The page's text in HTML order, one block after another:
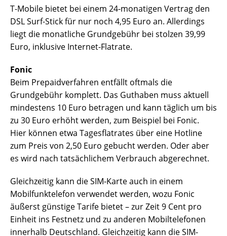
T-Mobile bietet bei einem 24-monatigen Vertrag den
DSL Surf-Stick für nur noch 4,95 Euro an. Allerdings
liegt die monatliche Grundgebühr bei stolzen 39,99
Euro, inklusive Internet-Flatrate.
Fonic
Beim Prepaidverfahren entfällt oftmals die
Grundgebühr komplett. Das Guthaben muss aktuell
mindestens 10 Euro betragen und kann täglich um bis
zu 30 Euro erhöht werden, zum Beispiel bei Fonic.
Hier können etwa Tagesflatrates über eine Hotline
zum Preis von 2,50 Euro gebucht werden. Oder aber
es wird nach tatsächlichem Verbrauch abgerechnet.
Gleichzeitig kann die SIM-Karte auch in einem
Mobilfunktelefon verwendet werden, wozu Fonic
äußerst günstige Tarife bietet – zur Zeit 9 Cent pro
Einheit ins Festnetz und zu anderen Mobiltelefonen
innerhalb Deutschland. Gleichzeitig kann die SIM-